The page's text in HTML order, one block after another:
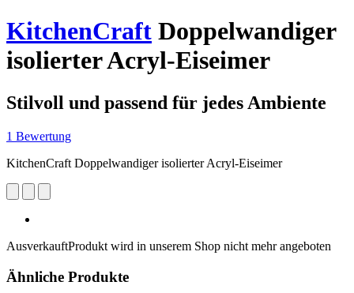
KitchenCraft Doppelwandiger
isolierter Acryl-Eiseimer
Stilvoll und passend für jedes Ambiente
1 Bewertung
KitchenCraft Doppelwandiger isolierter Acryl-Eiseimer
AusverkauftProdukt wird in unserem Shop nicht mehr angeboten
Ähnliche Produkte